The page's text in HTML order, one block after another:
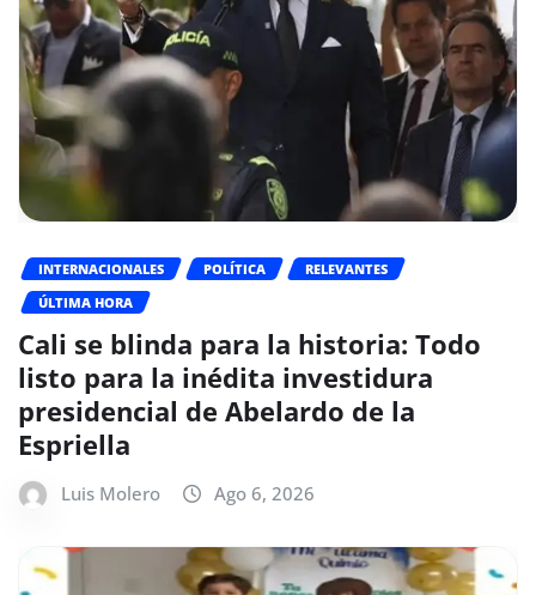
INTERNACIONALES POLÍTICA
RELEVANTES
ÚLTIMA HORA
Cali se blinda para la historia: Todo
listo para la inédita investidura
presidencial de Abelardo de la
Espriella
Luis Molero Ago 6, 2026